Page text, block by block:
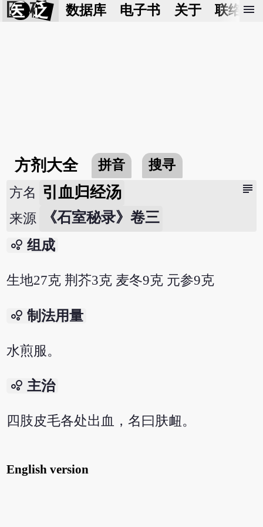
医 砭 数据库 电子书 关于 联络我
menu
方剂大全 拼音 搜寻
subject
方名 引血归经汤
来源 《石室秘录》卷三
bubble_chart 组成
生地27克 荆芥3克 麦冬9克 元参9克
bubble_chart 制法用量
水煎服。
bubble_chart 主治
四肢皮毛各处出血，名曰肤衄。
English version